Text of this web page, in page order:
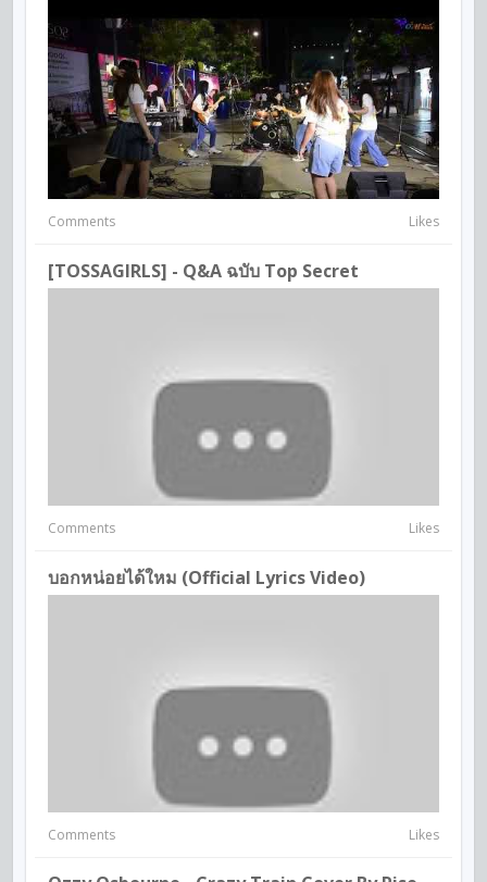
Comments Likes
[TOSSAGIRLS] - Q&A ฉบับ Top Secret
Comments Likes
บอกหน่อยได้ใหม (official Lyrics Video)
Comments Likes